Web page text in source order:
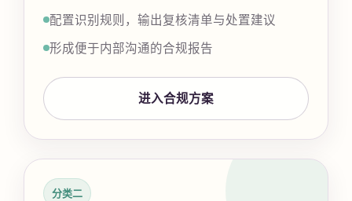
配置识别规则，输出复核清单与处置建议
形成便于内部沟通的合规报告
进入合规方案
分类二